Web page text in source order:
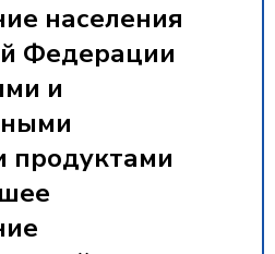
населения
Федерации
и